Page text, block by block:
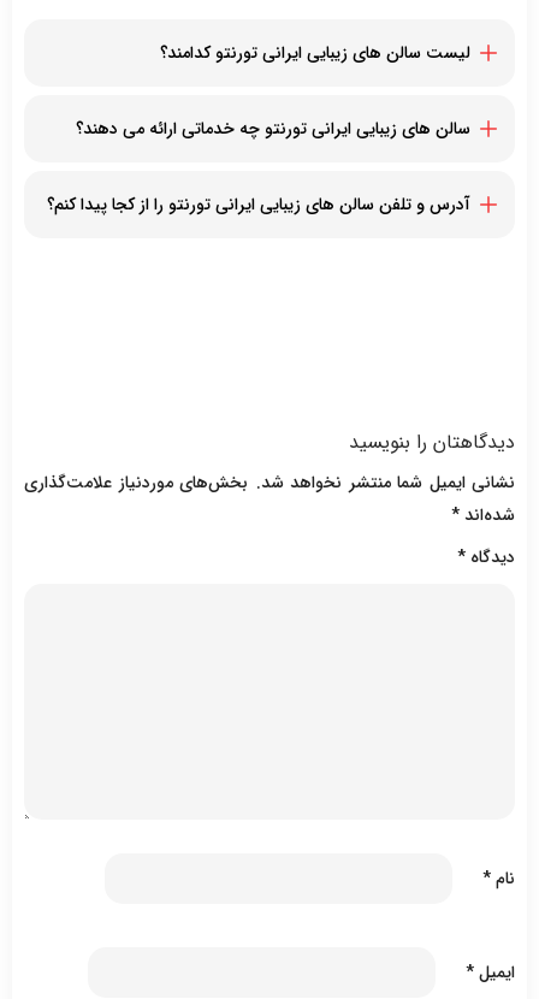
لیست سالن های زیبایی ایرانی تورنتو کدامند؟
سالن زیبایی بهار تورنتو
سالن های زیبایی ایرانی تورنتو چه خدماتی ارائه می دهند؟
موهای زائد، کاشت مو با نوین ترین روش های ممکن، پیرایش
آدرس و تلفن سالن های زیبایی ایرانی تورنتو را از کجا پیدا کنم؟
دیدگاهتان را بنویسید
نشانی ایمیل شما منتشر نخواهد شد. بخش‌های موردنیاز علامت‌گذاری
شده‌اند*
دیدگاه *
نام*
ایمیل*